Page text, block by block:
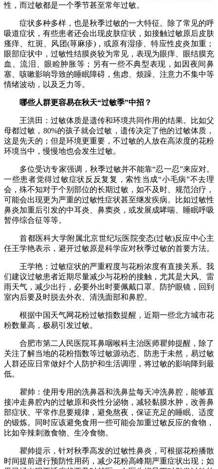
性，而过敏都是一个季节甚至常年过敏。
症状多种多样，也是秋季过敏的一大特征。除了常见的呼
吸道症状，有些患者还会出现皮肤症状，如接触过敏原后皮肤
瘙痒、红斑、风团(荨麻疹)，或原有湿疹、特应性皮炎加重；
眼部症状中，过敏性结膜炎较为常见，表现为眼痒、眼结膜充
血、流泪、眼睑肿胀等；另有一些不典型表现，如因夜间鼻
塞、咳嗽影响导致的睡眠障碍，焦虑、烦躁、注意力不集中等
情绪波动，以及乏力等。
哪些人群更容易在秋天“过敏季”中招？
王洪田：过敏体质是遗传和环境共同作用的结果。比如父
母都过敏，80%的孩子就会过敏，遗传决定了他的过敏体质，
这是先天的；但是环境更重要，不过敏的人放在高浓度的花粉
环境当中，慢慢地也会发生过敏。
多位受访专家强调，秋季过敏并不能靠“忍一忍”来应对。
一些患者觉得过敏症状反反复复，索性当成“小毛病”不去理
会，殊不知对于个别部位的长期过敏，如不及时、规范治疗，
可能会出现更为严重的过敏性症状甚至继发疾病。比如过敏性
鼻炎加重后引发的中耳炎、鼻窦炎，或发展成哮喘、睡眠呼吸
暂停综合征等等。
首都医科大学附属北京世纪坛医院变态(过敏)反应中心主
任王学艳表示，避开过敏原是科学应对秋季过敏的首要方法。
王学艳：过敏症状的严重程度与花粉浓度有直接关系。我
们建议过敏患者近期尽量减少与花粉的接触，尤其是大风、雷
雨天气，减少出行，必要外出时要佩戴口罩、防护眼镜，回到
室内后要及时脱去外衣、清洗面部和鼻腔。
根据中国天气网花粉过敏指数提醒，近期一些北方城市花
粉数量高，极易引发过敏。
合肥市第二人民医院耳鼻咽喉科主治医师瞿帅提醒，除了
关注了解当地的花粉指数等过敏源动态、防患于未然，易过敏
人群还应日常做好个人防护和生活调理，将过敏的影响降到最
低。
瞿帅：使用专用的洗鼻器和洗鼻盐每天冲洗鼻腔，能够直
接冲走鼻腔内的过敏原和炎性分泌物，减轻黏膜水肿，改善鼻
部症状。平常作息要规律，避免熬夜，保证充足的睡眠、适度
的锻炼。同时应该避免食用一些可能会加重过敏反应的食物，
比如辛辣刺激食物、生冷食物。
瞿帅提示，针对秋季高发的过敏性鼻炎，可根据花粉播散
时间提前进行预防性用药，减少花粉高峰期严重症状出现；如